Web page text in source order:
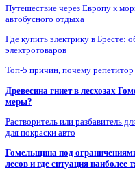
Путешествие через Европу к
автобусного отдыха
Где купить электрику в Бресте:
электротоваров
Топ-5 причин, почему
Древесина гниет в лесхозах
меры?
Растворитель или разбавитель
для покраски авто
Гомельщина под
лесов и где ситуация наиболее